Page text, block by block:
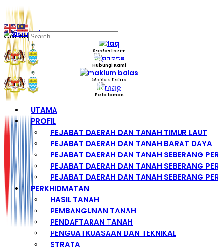
Carian
Soalan Lazim
Hubungi Kami
Maklum Balas
Peta Laman
UTAMA
PROFIL
PEJABAT DAERAH DAN TANAH TIMUR LAUT
PEJABAT DAERAH DAN TANAH BARAT DAYA
PEJABAT DAERAH DAN TANAH SEBERANG
PEJABAT DAERAH DAN TANAH SEBERANG
PEJABAT DAERAH DAN TANAH SEBERANG
PERKHIDMATAN
HASIL TANAH
PEMBANGUNAN TANAH
PENDAFTARAN TANAH
PENGUATKUASAAN DAN TEKNIKAL
STRATA